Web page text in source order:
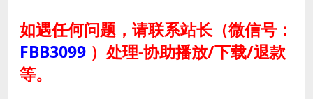
如遇任何问题，请联系站长（微信号：
FBB3099 ） 处理-协助播放/下载/退款
等。